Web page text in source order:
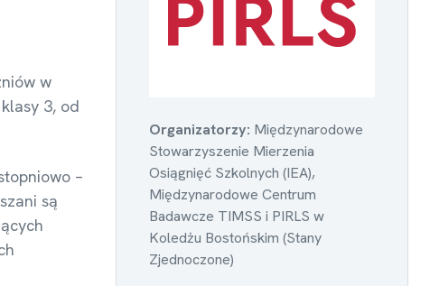
w
3, od
–
są
Organizatorzy: Międzynarodowe
Stowarzyszenie Mierzenia
Osiągnięć Szkolnych (IEA),
Międzynarodowe Centrum
Badawcze TIMSS i PIRLS w
Koledżu Bostońskim (Stany
Zjednoczone)